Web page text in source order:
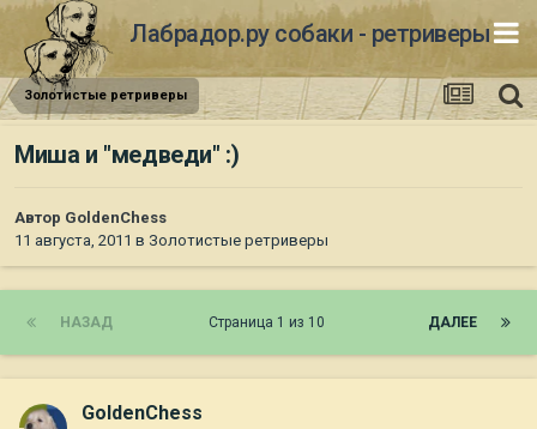
Лабрадор.ру собаки - ретриверы
Золотистые ретриверы
Миша и "медведи" :)
Автор GoldenChess
11 августа, 2011 в Золотистые ретриверы
НАЗАД ДАЛЕЕ
Страница 1 из 10
GoldenChess